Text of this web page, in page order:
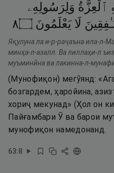
ٱلْعِزَّةُ وَلِرَسُولِهِۦ
لَا يَعْلَمُونَ ۝٨
Яқулуна ла и-р-раҷаъна ила-л-
минҳа-л-азалл. Ва лиллаҳи-л
муъминӣна ва лакинна-л-
(Мунофиқон) мегӯянд:
бозгардем, ҳаройина,
хориҷ мекунад» (Ҳол он
Пайғамбари Ӯ ва барои
мунофиқон намедонанд.
63:8